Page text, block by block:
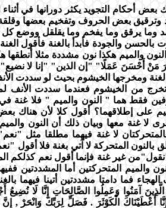
بعض أحكام التجويد يكثر دورانها في
وترقيق بعض الحروف وتفخيم بعضها
وما يرقق وما يفخم وما يقلقل
بالحسن والجودة فأبدأ بالغنة فأقول
والميم هكذا نون مشددة مثلا أنطقها
مَنْ أَحْسَنَ عَمَلًا" "إن الذين" "إنا لا
ومخرجها الخيشوم بحيث لو سددت
تخرج من الخيشوم فعندما سددت الأنف لم
فقط هما " النون والميم " فلا غنة
على إطلاقهما؟ أقول كلا لأن هناك
لا غنة معها وبيان ذلك أن النون
لا غنة فيهما مطلقا مثل
بالنون المتحركة لا آتي بغنة فلا أقول
غير غنة فإنما أقول نعم كذلكم
والميم المتحركتين أما المشددتين
فما دامتا مشددتين أتينا فيهما
آمَنُوا وَعَمِلُوا الصَّالِحَاتِ إِنَّا لَا
أَعْطَيْنَاكَ الْكَوْثَرَ . فَصَلِّ لِرَبِّكَ وَانْحَرْ ,